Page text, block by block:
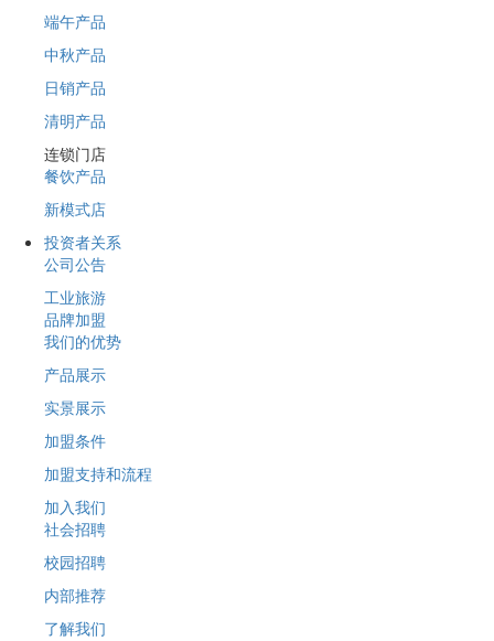
端午产品
中秋产品
日销产品
清明产品
连锁门店
餐饮产品
新模式店
投资者关系
公司公告
工业旅游
品牌加盟
我们的优势
产品展示
实景展示
加盟条件
加盟支持和流程
加入我们
社会招聘
校园招聘
内部推荐
了解我们